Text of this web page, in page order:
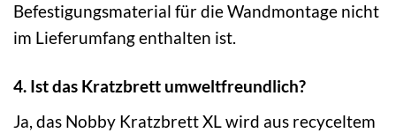
Befestigungsmaterial für die Wandmontage nicht
im Lieferumfang enthalten ist.
4. Ist das Kratzbrett umweltfreundlich?
Ja, das Nobby Kratzbrett XL wird aus recyceltem